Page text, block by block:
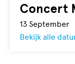
Concert
13 September
Bekijk alle